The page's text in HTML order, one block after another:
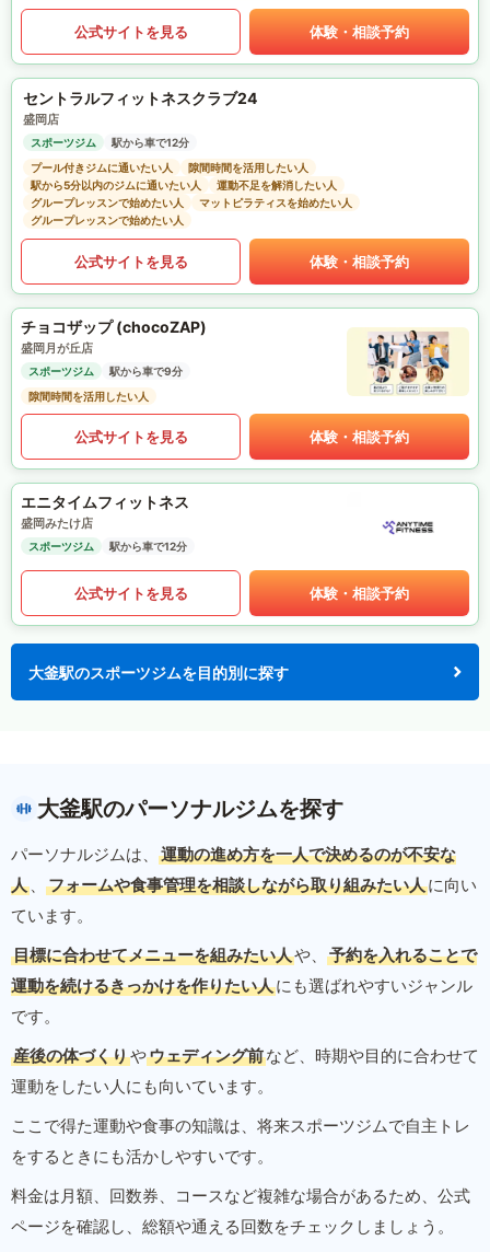
公式サイトを見る 体験・相談予約
セントラルフィットネスクラブ24
盛岡店
スポーツジム
駅から車で12分
プール付きジムに通いたい人
隙間時間を活用したい人
駅から5分以内のジムに通いたい人
運動不足を解消したい人
グループレッスンで始めたい人
マットピラティスを始めたい人
グループレッスンで始めたい人
公式サイトを見る 体験・相談予約
チョコザップ (chocoZAP)
盛岡月が丘店
スポーツジム
駅から車で9分
隙間時間を活用したい人
公式サイトを見る 体験・相談予約
エニタイムフィットネス
盛岡みたけ店
スポーツジム 駅から車で12分
公式サイトを見る 体験・相談予約
大釜駅のスポーツジムを目的別に探す
大釜駅のパーソナルジムを探す
パーソナルジムは、
運動の進め方を一人で決めるのが不安な
人 、 フォームや食事管理を相談しながら取り組みたい人に向い
ています。
目標に合わせてメニューを組みたい人や、
予約を入れることで
運動を続けるきっかけを作りたい人にも選ばれやすいジャンル
です。
産後の体づくりやウェディング前など、時期や目的に合わせて
運動をしたい人にも向いています。
ここで得た運動や食事の知識は、将来スポーツジムで自主トレ
をするときにも活かしやすいです。
料金は月額、回数券、コースなど複雑な場合があるため、公式
ページを確認し、総額や通える回数をチェックしましょう。